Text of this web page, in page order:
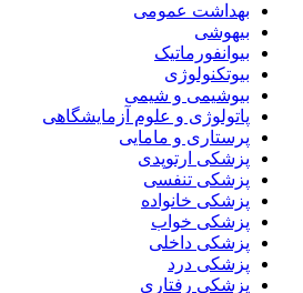
بهداشت عمومی
بیهوشی
بیوانفورماتیک
بیوتکنولوژی
بیوشیمی و شیمی
پاتولوژی و علوم آزمایشگاهی
پرستاری و مامایی
پزشکی ارتوپدی
پزشکی تنفسی
پزشکی خانواده
پزشکی خواب
پزشکی داخلی
پزشکی درد
پزشکی رفتاری